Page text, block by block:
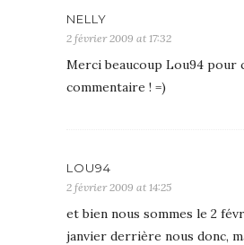
NELLY
2 février 2009 at 17:32
Merci beaucoup Lou94 pour
commentaire ! =)
LOU94
2 février 2009 at 14:25
et bien nous sommes le 2
janvier derrière nous donc,